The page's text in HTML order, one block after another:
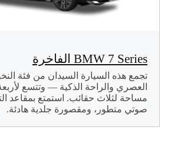
BMW 7 Series الفاخرة
تجمع هذه السيارة السيدان من فئة
العصري والراحة الذكية — وتتسع
مساحة لثلاث حقائب. استمتع بمقاعد
صوتي متطور، ومقصورة جلدية هادئة.